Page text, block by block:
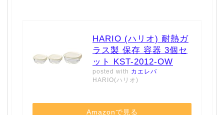
HARIO (ハリオ) 耐熱ガ
ラス製 保存 容器 3個セ
ット KST-2012-OW
posted with カエレバ
HARIO(ハリオ)
Amazonで見る